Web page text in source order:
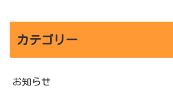
カテゴリー
お知らせ